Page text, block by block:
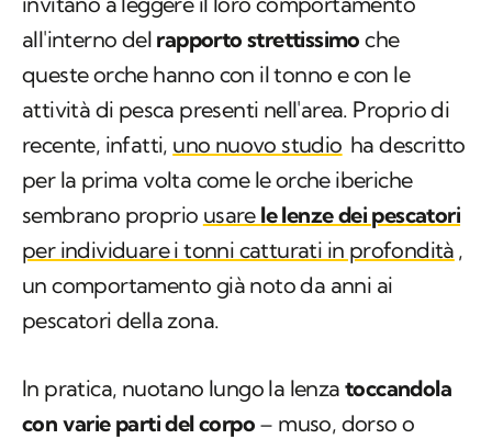
all'interno del rapporto strettissimo che
queste orche hanno con il tonno e con le
attività di pesca presenti nell'area. Proprio di
recente, infatti, uno nuovo studio ha descritto
per la prima volta come le orche iberiche
sembrano proprio usare le lenze dei pescatori
per individuare i tonni catturati in profondità ,
un comportamento già noto da anni ai
pescatori della zona.
In pratica, nuotano lungo la lenza toccandola
con varie parti del corpo – muso, dorso o